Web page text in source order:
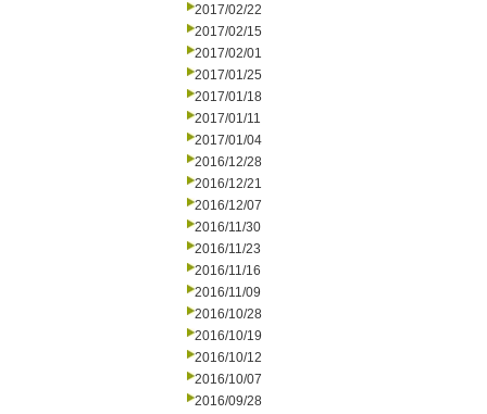
2017/02/22
2017/02/15
2017/02/01
2017/01/25
2017/01/18
2017/01/11
2017/01/04
2016/12/28
2016/12/21
2016/12/07
2016/11/30
2016/11/23
2016/11/16
2016/11/09
2016/10/28
2016/10/19
2016/10/12
2016/10/07
2016/09/28